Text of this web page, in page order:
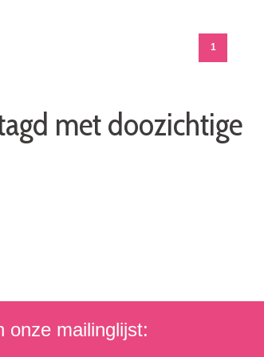
1
met doozichtige
onze mailinglijst: